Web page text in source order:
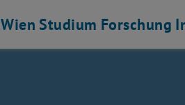
Studium Forschung